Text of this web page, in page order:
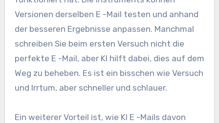
Versionen derselben E -Mail testen und anhand
der besseren Ergebnisse anpassen. Manchmal
schreiben Sie beim ersten Versuch nicht die
perfekte E -Mail, aber KI hilft dabei, dies auf dem
Weg zu beheben. Es ist ein bisschen wie Versuch
und Irrtum, aber schneller und schlauer.
Ein weiterer Vorteil ist, wie KI E -Mails davon